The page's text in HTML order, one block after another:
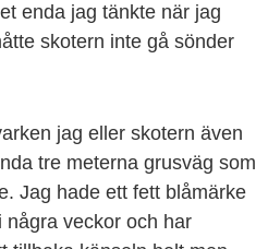
enda jag tänkte när jag
skotern inte gå sönder
jag eller skotern även
tre meterna grusväg som
Jag hade ett fett blåmärke
veckor och har